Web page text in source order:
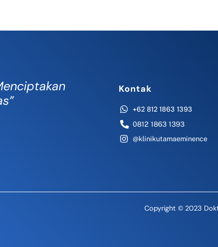
Kontak
+62 812 1863 1393
0812 1863 1393
@klinikutamaeminence
Copyright © 2023